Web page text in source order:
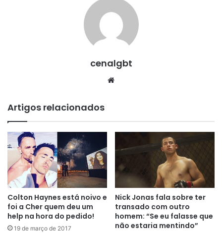
cenalgbt
Artigos relacionados
Colton Haynes está noivo e
foi a Cher quem deu um
help na hora do pedido!
19 de março de 2017
Nick Jonas fala sobre ter
transado com outro
homem: “Se eu falasse que
não estaria mentindo”